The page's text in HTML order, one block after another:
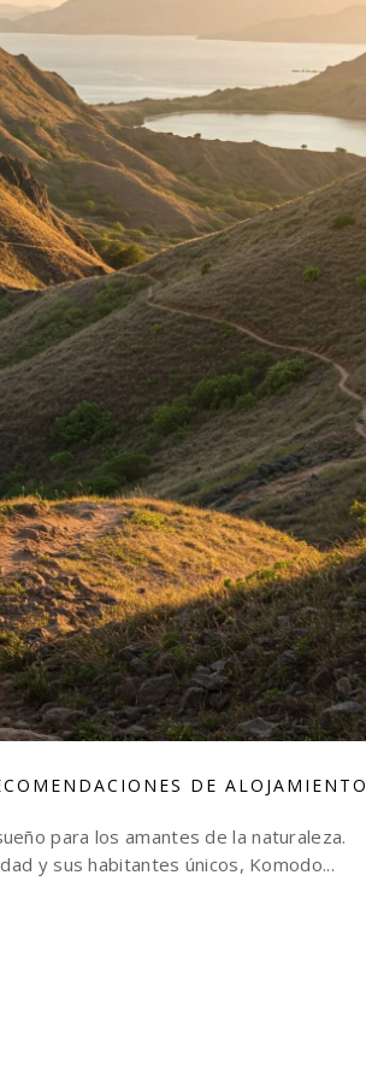
DE ALOJAMIENTO
para los amantes de la naturaleza.
y sus habitantes únicos, Komodo...